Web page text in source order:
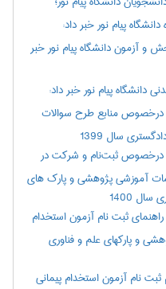
پیام نور خبر داد:
و آزمون دانشگاه پیام نور خبر
دانشگاه پیام نور خبر داد:
درخصوص منابع طرح سوالات
سال 1399
درخصوص ثبت‌نام‌ و شركت در‌
آموزشی پژوهشی و پارک های
1400
ثبت نام آزمون استخدام
و پاركهای علم و فناوری
نام آزمون استخدام پيماني